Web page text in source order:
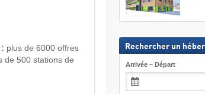
plus de 6000 offres
de 500 stations de
Rechercher un
Arrivée – Départ